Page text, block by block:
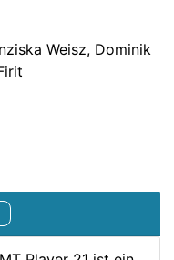
Weisz, Dominik